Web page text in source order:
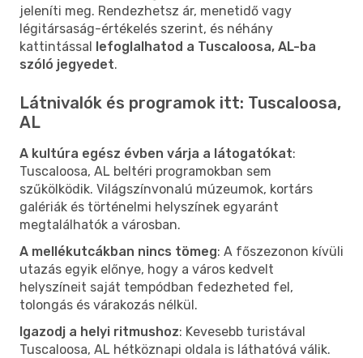
jeleníti meg. Rendezhetsz ár, menetidő vagy
légitársaság-értékelés szerint, és néhány
kattintással lefoglalhatod a Tuscaloosa, AL-ba
szóló jegyedet.
Látnivalók és programok itt: Tuscaloosa,
AL
A kultúra egész évben várja a látogatókat:
Tuscaloosa, AL beltéri programokban sem
szűkölködik. Világszínvonalú múzeumok, kortárs
galériák és történelmi helyszínek egyaránt
megtalálhatók a városban.
A mellékutcákban nincs tömeg: A főszezonon kívüli
utazás egyik előnye, hogy a város kedvelt
helyszíneit saját tempódban fedezheted fel,
tolongás és várakozás nélkül.
Igazodj a helyi ritmushoz: Kevesebb turistával
Tuscaloosa, AL hétköznapi oldala is láthatóvá válik.